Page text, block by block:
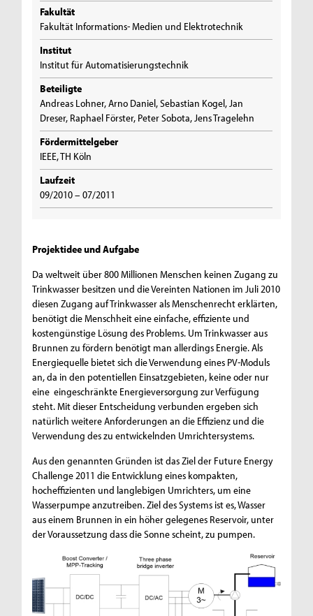
Fakultät
Fakultät Informations- Medien und Elektrotechnik
Institut
Institut für Automatisierungstechnik
Beteiligte
Andreas Lohner, Arno Daniel, Sebastian Kogel, Jan
Dreser, Raphael Förster, Peter Sobota, Jens Tragelehn
Fördermittelgeber
IEEE, TH Köln
Laufzeit
09/2010 – 07/2011
Projektidee und Aufgabe
Da weltweit über 800 Millionen Menschen keinen Zugang zu
Trinkwasser besitzen und die Vereinten Nationen im Juli 2010
diesen Zugang auf Trinkwasser als Menschenrecht erklärten,
benötigt die Menschheit eine einfache, effiziente und
kostengünstige Lösung des Problems. Um Trinkwasser aus
Brunnen zu fördern benötigt man allerdings Energie. Als
Energiequelle bietet sich die Verwendung eines PV-Moduls
an, da in den potentiellen Einsatzgebieten, keine oder nur
eine eingeschränkte Energieversorgung zur Verfügung
steht. Mit dieser Entscheidung verbunden ergeben sich
natürlich weitere Anforderungen an die Effizienz und die
Verwendung des zu entwickelnden Umrichtersystems.
Aus den genannten Gründen ist das Ziel der Future Energy
Challenge 2011 die Entwicklung eines kompakten,
hocheffizienten und langlebigen Umrichters, um eine
Wasserpumpe anzutreiben. Ziel des Systems ist es, Wasser
aus einem Brunnen in ein höher gelegenes Reservoir, unter
der Voraussetzung dass die Sonne scheint, zu pumpen.